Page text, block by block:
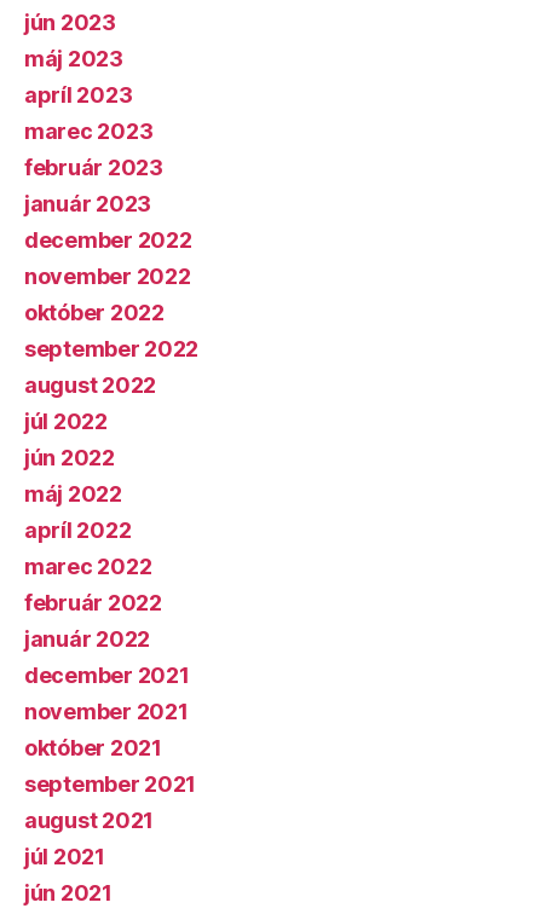
jún 2023
máj 2023
apríl 2023
marec 2023
február 2023
január 2023
december 2022
november 2022
október 2022
september 2022
august 2022
júl 2022
jún 2022
máj 2022
apríl 2022
marec 2022
február 2022
január 2022
december 2021
november 2021
október 2021
september 2021
august 2021
júl 2021
jún 2021